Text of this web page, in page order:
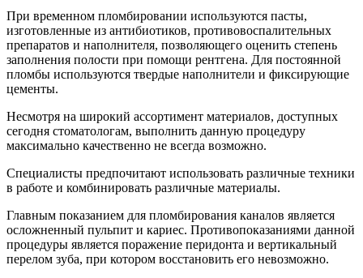
При временном пломбировании используются пасты,
изготовленные из антибиотиков, противовоспалительных
препаратов и наполнителя, позволяющего оценить степень
заполнения полости при помощи рентгена. Для постоянной
пломбы используются твердые наполнители и фиксирующие
цементы.
Несмотря на широкий ассортимент материалов, доступных
сегодня стоматологам, выполнить данную процедуру
максимально качественно не всегда возможно.
Специалисты предпочитают использовать различные техники
в работе и комбинировать различные материалы.
Главным показанием для пломбирования каналов является
осложненный пульпит и кариес. Противопоказаниями данной
процедуры является поражение перидонта и вертикальный
перелом зуба, при котором восстановить его невозможно.